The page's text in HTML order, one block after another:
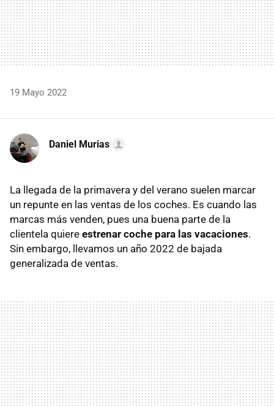
19 Mayo 2022
Daniel Murias
La llegada de la primavera y del verano suelen marcar
un repunte en las ventas de los coches. Es cuando las
marcas más venden, pues una buena parte de la
clientela quiere estrenar coche para las vacaciones.
Sin embargo, llevamos un año 2022 de bajada
generalizada de ventas.